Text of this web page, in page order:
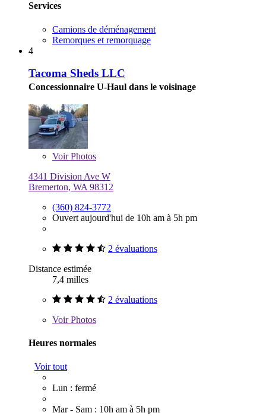
Services
Camions de déménagement
Remorques et remorquage
4
Tacoma Sheds LLC
Concessionnaire U-Haul dans le voisinage
VoirPhotos
4341 Division Ave W
Bremerton, WA 98312
(360) 824-3772
Ouvert aujourd'hui de 10h am à 5h pm
2 évaluations
Distance estimée
7,4 milles
2 évaluations
VoirPhotos
Heures normales
Voir tout
Lun : fermé
Mar - Sam : 10h am à 5h pm